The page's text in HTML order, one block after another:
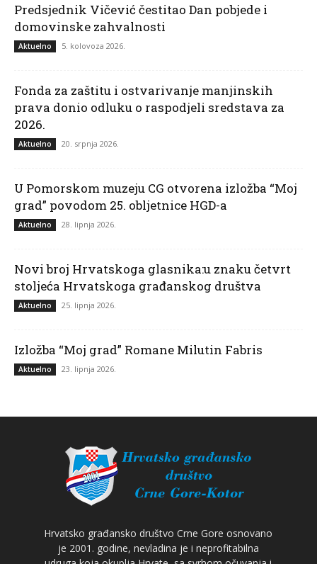
Predsjednik Vičević čestitao Dan pobjede i
domovinske zahvalnosti
Aktuelno 5. kolovoza 2026.
Fonda za zaštitu i ostvarivanje manjinskih
prava donio odluku o raspodjeli sredstava za
2026.
Aktuelno 20. srpnja 2026.
U Pomorskom muzeju CG otvorena izložba “Moj
grad” povodom 25. obljetnice HGD-a
Aktuelno 28. lipnja 2026.
Novi broj Hrvatskoga glasnika:u znaku četvrt
stoljeća Hrvatskoga građanskog društva
Aktuelno 25. lipnja 2026.
Izložba “Moj grad” Romane Milutin Fabris
Aktuelno 23. lipnja 2026.
Hrvatsko građansko društvo Crne Gore osnovano
je 2001. godine, nevladina je i neprofitabilna